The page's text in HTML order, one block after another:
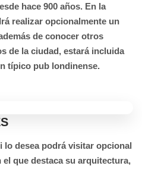
hace 900 años. En la
realizar opcionalmente un
de conocer otros
de la ciudad, estará incluida
típico pub londinense.
lo desea podrá visitar opcional
que destaca su arquitectura,